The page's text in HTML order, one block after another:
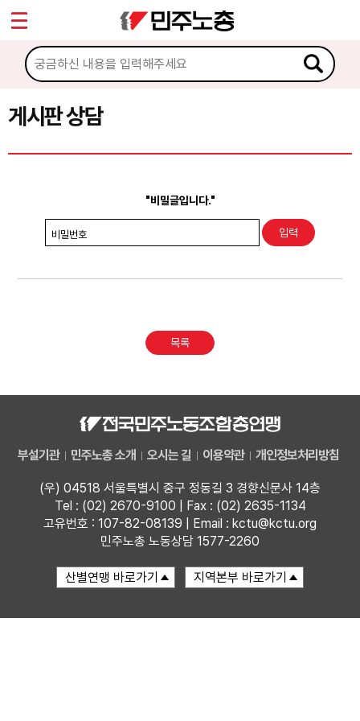
게시판 상담
"비밀글입니다."
비밀번호
목록
부설기관 민주노총 소개 오시는 길 이용약관 개인정보처리방침
(우) 04518 서울특별시 중구 정동길 3 경향신문사 14층
Tel : (02) 2670-9100 | Fax : (02) 2635-1134
고유번호 : 107-82-08139 | Email : kctu@kctu.org
민주노총 노동상담 1577-2260
마이페이지
소개
소식
노동상담
권리찾기수첩 검색
찾아보기
Sketchbook5, 스케치북5
Sketchbook5, 스케치북5